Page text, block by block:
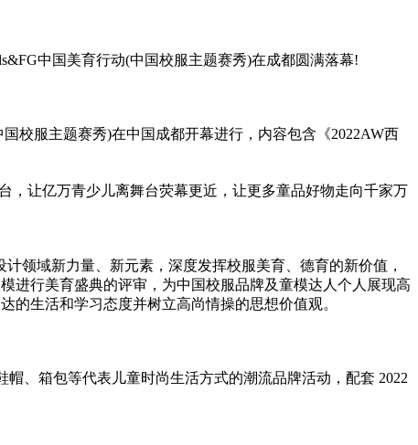
中国美育行动(中国校服主题赛秀)在成都圆满落幕!
校服主题赛秀)在中国成都开幕进行，内容包含《2022AW西
台，让亿万青少儿离舞台荧幕更近 ，让更多童品好物走向千家万
领域新力量、新元素，深度发挥校服美育、德育的新价值，
进行美育盛典的评审，为中国校服品牌及童模达人个人展现高
的生活和学习态度并树立高尚情操的思想价值观。
、箱包等代表儿童时尚生活方式的潮流品牌活动，配套 2022